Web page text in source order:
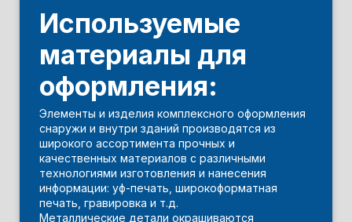
Используемые
материалы для
оформления:
Элементы и изделия комплексного оформления
снаружи и внутри зданий производятся из
широкого ассортимента прочных и
качественных материалов с различными
технологиями изготовления и нанесения
информации: уф-печать, широкоформатная
печать, гравировка и т.д.
Металлические детали окрашиваются